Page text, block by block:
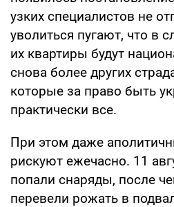
узких специалистов не
уволиться пугают, что в
их квартиры будут
снова более других
которые за право быть
практически все.
При этом даже
рискуют ежечасно. 11
попали снаряды, после
перевели рожать в